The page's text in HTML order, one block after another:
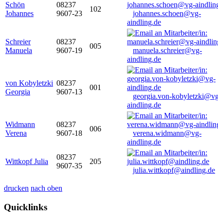
Schön
Johannes
08237
9607-23
102
johannes.schoen@vg-
aindling.de
Schreier
Manuela
08237
9607-19
005
manuela.schreier@vg-
aindling.de
von Kobyletzki
Georgia
08237
9607-13
001
georgia.von-
aindling.de
Widmann
Verena
08237
9607-18
006
verena.widmann@vg-
aindling.de
Wittkopf Julia
08237
9607-35
205
julia.wittkopf@aindling.de
drucken nach oben
Quicklinks